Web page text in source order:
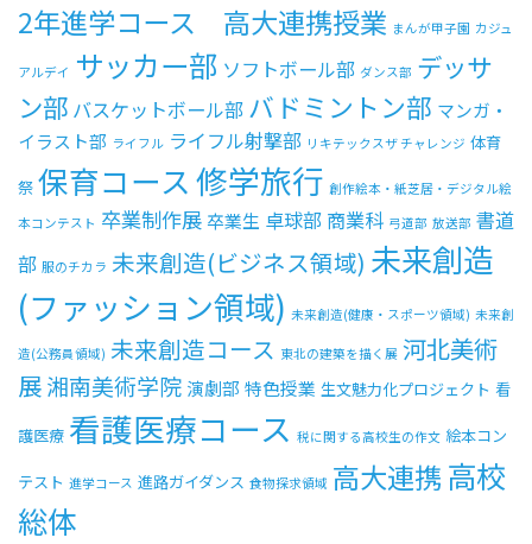
2年進学コース 高大連携授業 まんが甲子園 カジュ
アルデイ サッカー部 ソフトボール部 ダンス部 デッサ
ン部 バスケットボール部 バドミントン部 マンガ・
イラスト部 ライフル ライフル射撃部 リキテックスザ チャレンジ 体育
祭 保育コース修学旅行 創作絵本・紙芝居・デジタル絵
本コンテスト 卒業制作展卒業生 卓球部 商業科 弓道部 放送部 書道
部 服のチカラ 未来創造(ビジネス領域) 未来創造
(ファッション領域) 未来創造(健康・スポーツ領域) 未来創
造(公務員領域) 未来創造コース 東北の建築を描く展 河北美術
展湘南美術学院 演劇部 特色授業 生文魅力化プロジェクト 看
護医療 看護医療コース 税に関する高校生の作文 絵本コン
テスト 進学コース 進路ガイダンス 食物探求領域 高大連携 高校
総体